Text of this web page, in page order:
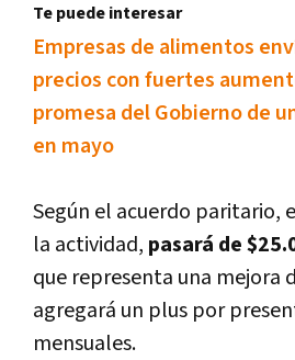
Te puede interesar
Empresas de alimentos
precios con fuertes
promesa del Gobierno de
en mayo
Según el acuerdo paritario,
la actividad, pasará de
que representa una mejora
agregará un plus por
mensuales.